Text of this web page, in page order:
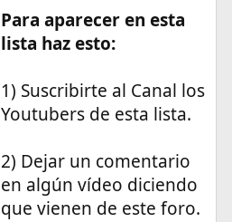
Para aparecer en esta
lista haz esto:
1) Suscribirte al Canal los
Youtubers de esta lista.
2) Dejar un comentario
en algún vídeo diciendo
que vienen de este foro.